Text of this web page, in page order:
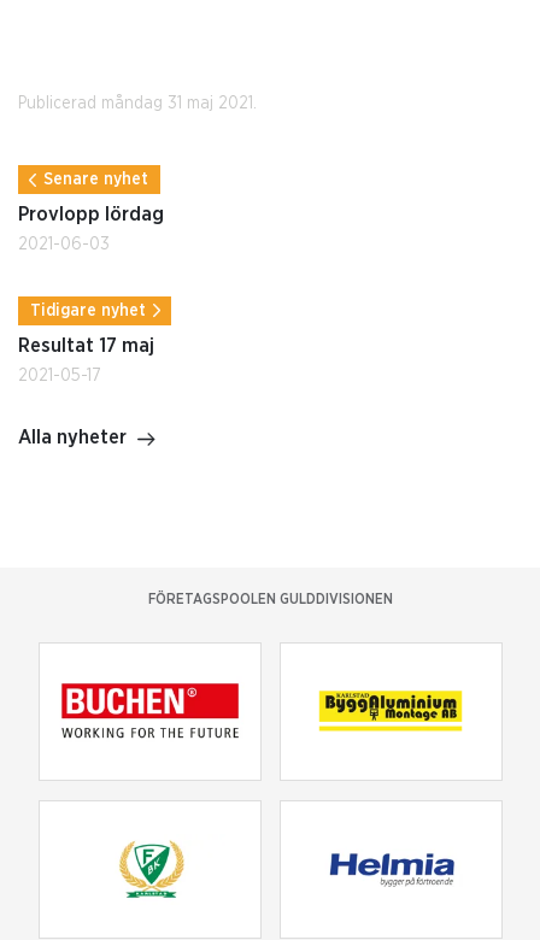
Publicerad måndag 31 maj 2021.
Senare nyhet
Provlopp lördag
2021-06-03
Tidigare nyhet
Resultat 17 maj
2021-05-17
Alla nyheter
FÖRETAGSPOOLEN GULDDIVISIONEN